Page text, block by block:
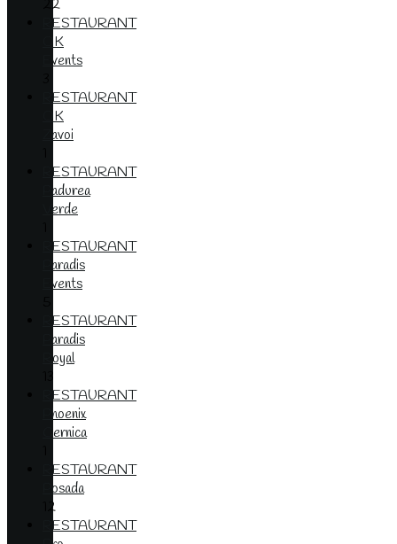
22
RESTAURANT
OK
Events
RESTAURANT
OK
Zavoi
RESTAURANT
Padurea
Verde
RESTAURANT
Paradis
Events
RESTAURANT
Paradis
Royal
RESTAURANT
Phoenix
Cernica
RESTAURANT
Posada
12
RESTAURANT